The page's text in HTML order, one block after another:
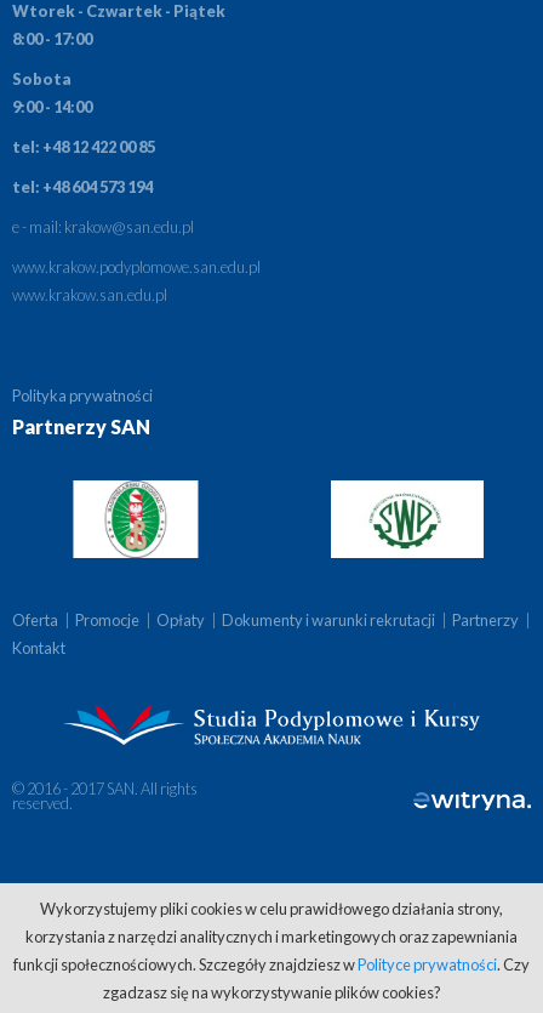
Wtorek - Czwartek - Piątek
8:00 - 17:00
Sobota
9:00 - 14:00
tel: +48 12 422 00 85
tel: +48 604 573 194
e - mail: krakow@san.edu.pl
www.krakow.podyplomowe.san.edu.pl
www.krakow.san.edu.pl
Polityka prywatności
Partnerzy SAN
Oferta Promocje Opłaty Dokumenty i warunki rekrutacji Partnerzy
Kontakt
© 2016 - 2017 SAN. All rights
reserved.
Wykorzystujemy pliki cookies w celu prawidłowego działania strony,
korzystania z narzędzi analitycznych i marketingowych oraz zapewniania
funkcji społecznościowych. Szczegóły znajdziesz wPolityce prywatności. Czy
zgadzasz się na wykorzystywanie plików cookies?